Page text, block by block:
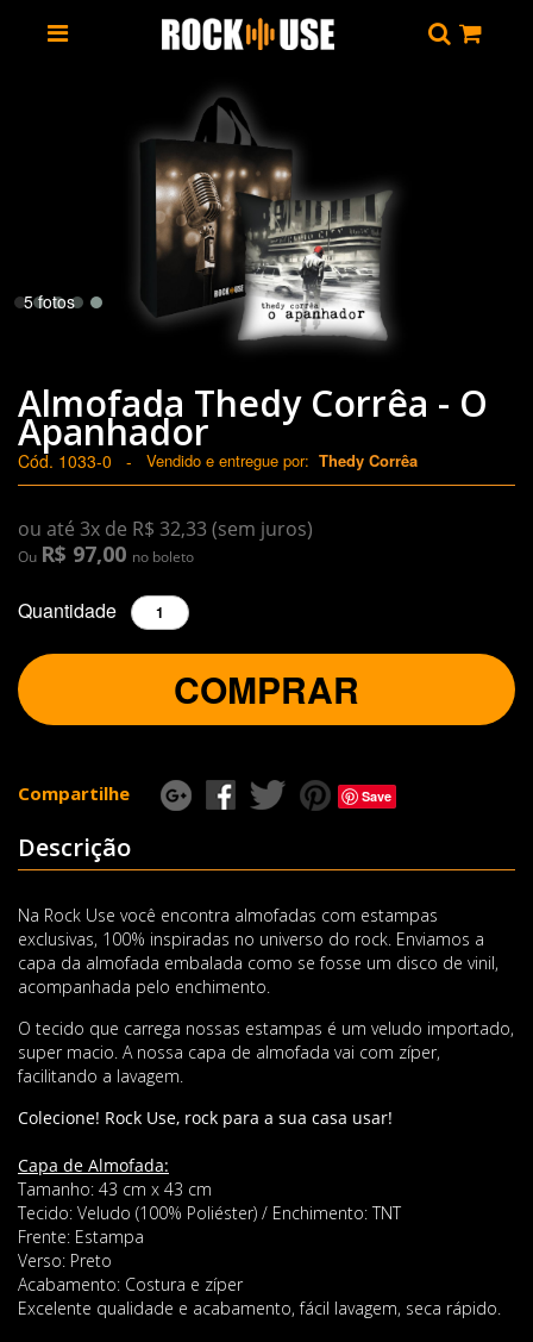
5 fotos
Almofada Thedy Corrêa - O
Apanhador
Cód. 1033-0 - Vendido e entregue por: Thedy Corrêa
ou até 3x de R$ 32,33 (sem juros)
Ou R$ 97,00 no boleto
Quantidade
COMPRAR
Compartilhe Save
Descrição
Na Rock Use você encontra almofadas com estampas
exclusivas, 100% inspiradas no universo do rock. Enviamos a
capa da almofada embalada como se fosse um disco de vinil,
acompanhada pelo enchimento.
O tecido que carrega nossas estampas é um veludo importado,
super macio. A nossa capa de almofada vai com zíper,
facilitando a lavagem.
Colecione! Rock Use, rock para a sua casa usar!
Capa de Almofada:
Tamanho: 43 cm x 43 cm
Tecido: Veludo (100% Poliéster) / Enchimento: TNT
Frente: Estampa
Verso: Preto
Acabamento: Costura e zíper
Excelente qualidade e acabamento, fácil lavagem, seca rápido.